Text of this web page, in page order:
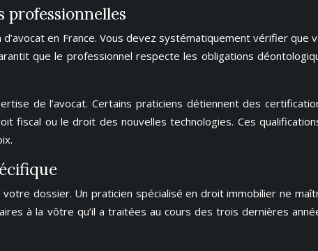
en France. Vous devez systématiquement vérifier
que le professionnel respecte les obligations
de l’avocat. Certains praticiens détiennent des
fiscal ou le droit des nouvelles technologies. Ces
dossier. Un praticien spécialisé en droit immobilier ne
à la vôtre qu’il a traitées au cours des trois dernières